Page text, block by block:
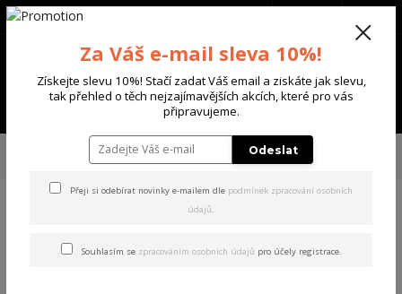
Menu
+420 702 136 620
TRIKA & TÍLKA
Yakuza pánské tričko Monkey Regular
T-Shirt black 4XL
Regular T-Shirt black 4XL
Za Váš e-mail sleva 10%!
Získejte slevu 10%! Stačí zadat Váš email a ziskáte jak slevu,
tak přehled o těch nejzajímavějších akcích, které pro vás
připravujeme.
Odeslat
Přeji si odebírat novinky e-mailem dle podmínek zpracování osobních
údajů.
Souhlasím se zpracováním osobních údajů pro účely registrace.